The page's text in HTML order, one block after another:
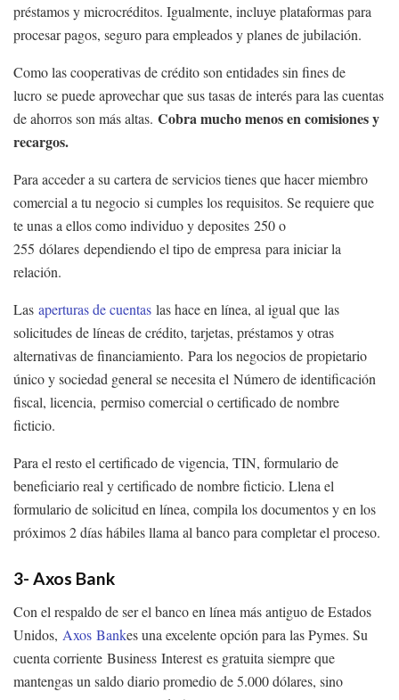
préstamos y microcréditos. Igualmente, incluye plataformas para
procesar pagos, seguro para empleados y planes de jubilación.
Como las cooperativas de crédito son entidades sin fines de
lucro se puede aprovechar que sus tasas de interés para las cuentas
de ahorros son más altas. Cobra mucho menos en comisiones y
recargos.
Para acceder a su cartera de servicios tienes que hacer miembro
comercial a tu negocio si cumples los requisitos. Se requiere que
te unas a ellos como individuo y deposites 250 o
255 dólares dependiendo el tipo de empresa para iniciar la
relación.
Las aperturas de cuentas las hace en línea, al igual que las
solicitudes de líneas de crédito, tarjetas, préstamos y otras
alternativas de financiamiento. Para los negocios de propietario
único y sociedad general se necesita el Número de identificación
fiscal, licencia, permiso comercial o certificado de nombre
ficticio.
Para el resto el certificado de vigencia, TIN, formulario de
beneficiario real y certificado de nombre ficticio. Llena el
formulario de solicitud en línea, compila los documentos y en los
próximos 2 días hábiles llama al banco para completar el proceso.
3- Axos Bank
Con el respaldo de ser el banco en línea más antiguo de Estados
Unidos, Axos Bankes una excelente opción para las Pymes. Su
cuenta corriente Business Interest es gratuita siempre que
mantengas un saldo diario promedio de 5.000 dólares, sino